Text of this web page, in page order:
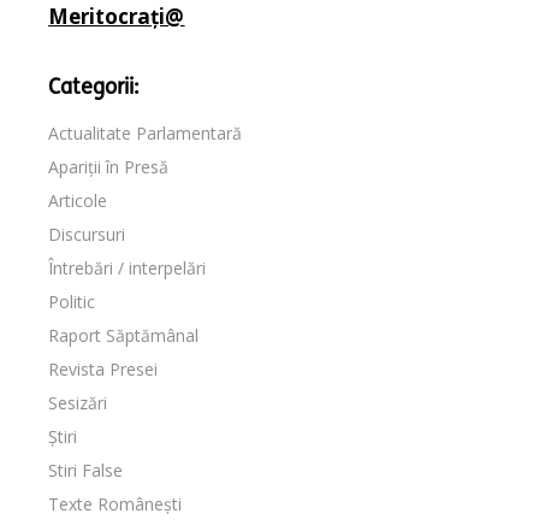
Meritocrați@
Categorii:
Actualitate Parlamentară
Apariții în Presă
Articole
Discursuri
Întrebări / interpelări
Politic
Raport Săptămânal
Revista Presei
Sesizări
Știri
Stiri False
Texte Românești